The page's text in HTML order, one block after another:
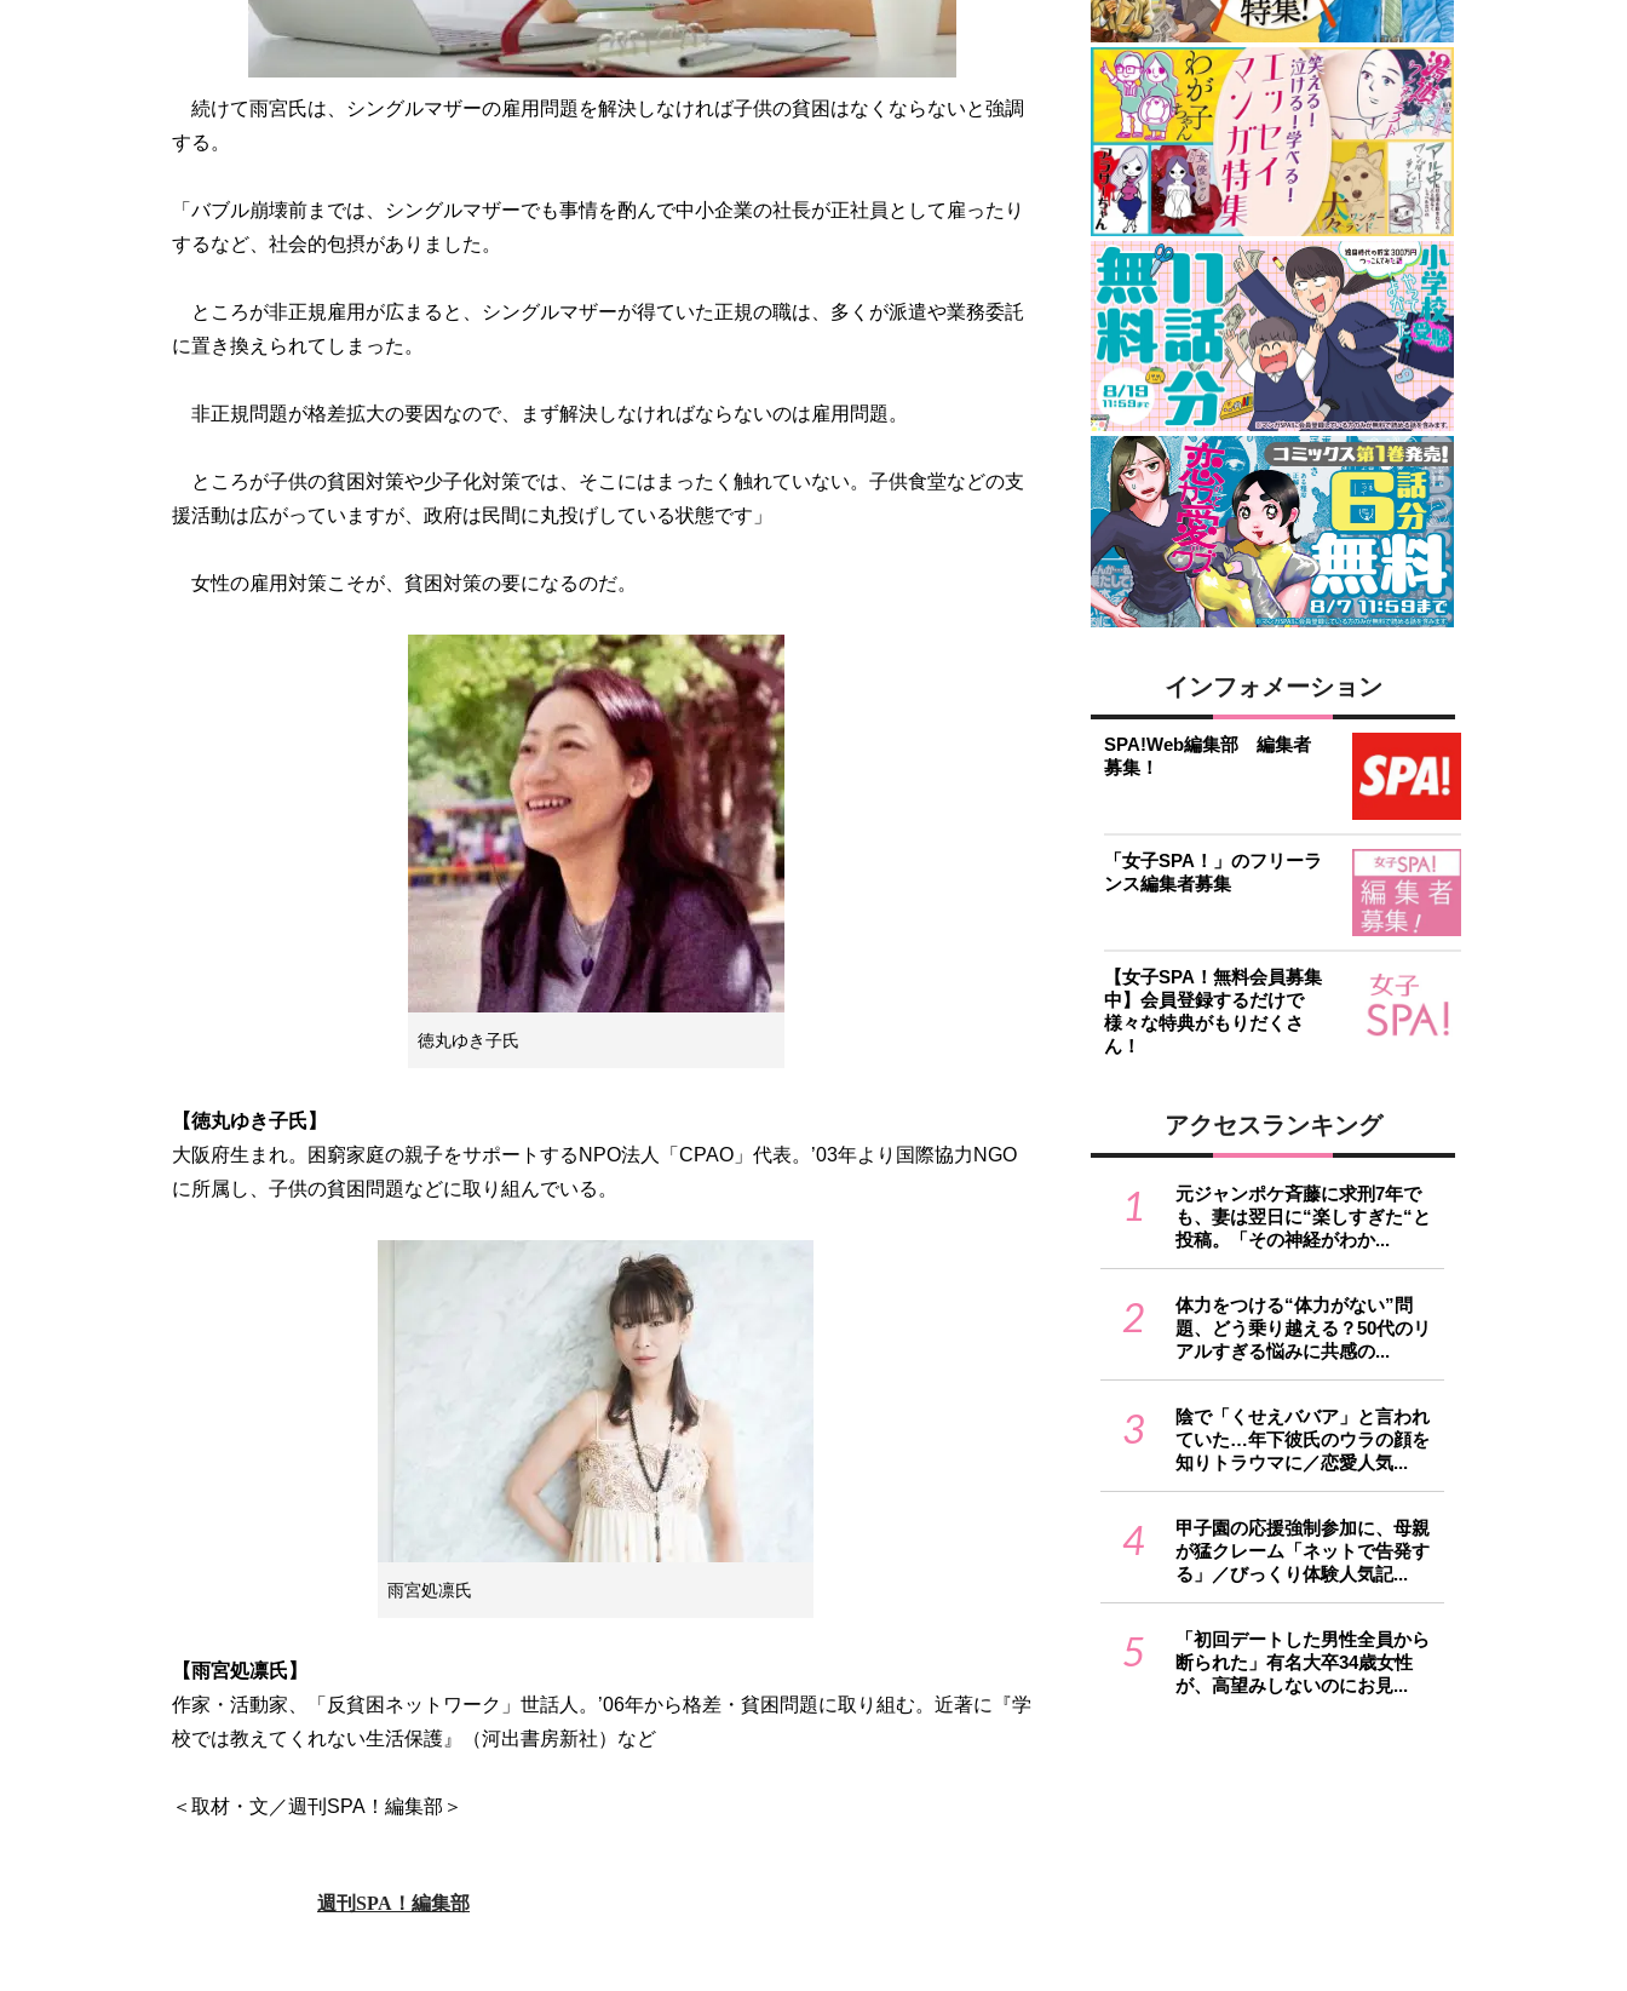
続けて雨宮氏は、シングルマザーの雇用問題を解決しなければ子供の貧困はなくならないと強調
する。
「バブル崩壊前までは、シングルマザーでも事情を酌んで中小企業の社長が正社員として雇ったり
するなど、社会的包摂がありました。
ところが非正規雇用が広まると、シングルマザーが得ていた正規の職は、多くが派遣や業務委託
に置き換えられてしまった。
非正規問題が格差拡大の要因なので、まず解決しなければならないのは雇用問題。
ところが子供の貧困対策や少子化対策では、そこにはまったく触れていない。子供食堂などの支
援活動は広がっていますが、政府は民間に丸投げしている状態です」
女性の雇用対策こそが、貧困対策の要になるのだ。
徳丸ゆき子氏
【徳丸ゆき子氏】
大阪府生まれ。困窮家庭の親子をサポートするNPO法人「CPAO」代表。’03年より国際協力NGO
に所属し、子供の貧困問題などに取り組んでいる。
雨宮処凛氏
【雨宮処凛氏】
作家・活動家、「反貧困ネットワーク」世話人。’06年から格差・貧困問題に取り組む。近著に『学
校では教えてくれない生活保護』（河出書房新社）など
＜取材・文／週刊SPA！編集部＞
週刊SPA！編集部
インフォメーション
SPA!Web編集部 編集者
募集！
「女子SPA！」のフリーラ
ンス編集者募集
【女子SPA！無料会員募集
中】会員登録するだけで
様々な特典がもりだくさ
ん！
アクセスランキング
1
元ジャンポケ斉藤に求刑7年で
も、妻は翌日に“楽しすぎた“と
投稿。「その神経がわか...
2
体力をつける“体力がない”問
題、どう乗り越える？50代のリ
アルすぎる悩みに共感の...
3
陰で「くせえババア」と言われ
ていた…年下彼氏のウラの顔を
知りトラウマに／恋愛人気...
4
甲子園の応援強制参加に、母親
が猛クレーム「ネットで告発す
る」／びっくり体験人気記...
5
「初回デートした男性全員から
断られた」有名大卒34歳女性
が、高望みしないのにお見...